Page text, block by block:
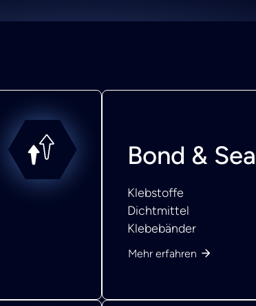
Bond &
Klebstoffe
Dichtmittel
Klebebänder
Mehr erfahren